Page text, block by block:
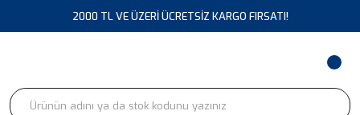
2000 TL VE ÜZERİ ÜCRETSİZ KARGO FIRSATI!